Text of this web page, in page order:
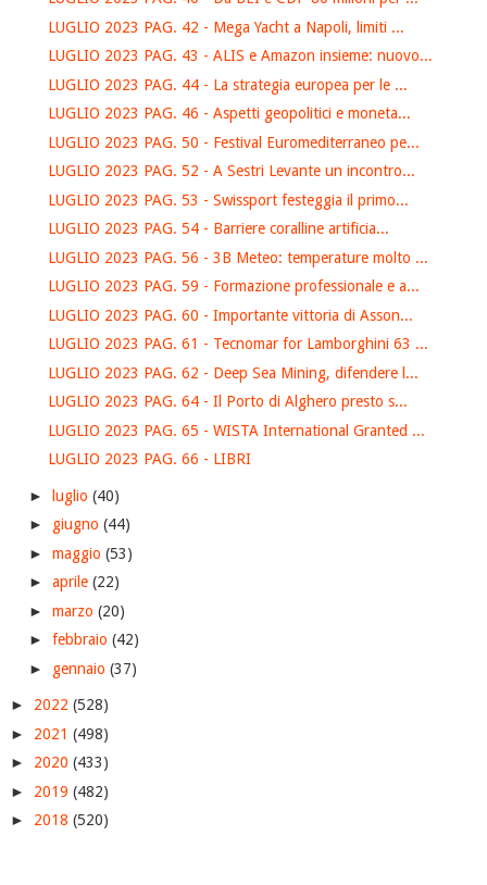
LUGLIO 2023 PAG. 42 - Mega Yacht a Napoli, limiti ...
LUGLIO 2023 PAG. 43 - ALIS e Amazon insieme: nuovo...
LUGLIO 2023 PAG. 44 - La strategia europea per le ...
LUGLIO 2023 PAG. 46 - Aspetti geopolitici e moneta...
LUGLIO 2023 PAG. 50 - Festival Euromediterraneo pe...
LUGLIO 2023 PAG. 52 - A Sestri Levante un incontro...
LUGLIO 2023 PAG. 53 - Swissport festeggia il primo...
LUGLIO 2023 PAG. 54 - Barriere coralline artificia...
LUGLIO 2023 PAG. 56 - 3B Meteo: temperature molto ...
LUGLIO 2023 PAG. 59 - Formazione professionale e a...
LUGLIO 2023 PAG. 60 - Importante vittoria di Asson...
LUGLIO 2023 PAG. 61 - Tecnomar for Lamborghini 63 ...
LUGLIO 2023 PAG. 62 - Deep Sea Mining, difendere l...
LUGLIO 2023 PAG. 64 - Il Porto di Alghero presto s...
LUGLIO 2023 PAG. 65 - WISTA International Granted ...
LUGLIO 2023 PAG. 66 - LIBRI
► luglio (40)
► giugno (44)
► maggio (53)
► aprile (22)
► marzo (20)
► febbraio (42)
► gennaio (37)
► 2022 (528)
► 2021 (498)
► 2020 (433)
► 2019 (482)
► 2018 (520)